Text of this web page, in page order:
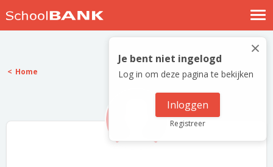
Nostalgische verhalen
Log in
Meld je gratis aan
×
Je bent niet ingelogd
Log in om deze pagina te bekijken
Inloggen
Registreer
Home